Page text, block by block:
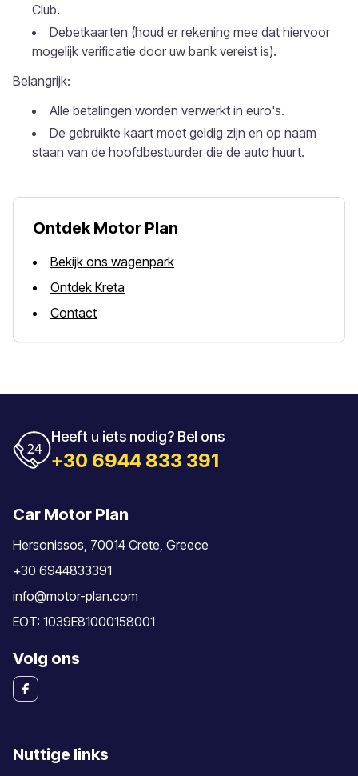
Club.
Debetkaarten (houd er rekening mee dat hiervoor
mogelijk verificatie door uw bank vereist is).
Belangrijk:
Alle betalingen worden verwerkt in euro's.
De gebruikte kaart moet geldig zijn en op naam
staan ​​van de hoofdbestuurder die de auto huurt.
Ontdek Motor Plan
Bekijk ons wagenpark
Ontdek Kreta
Contact
Heeft u iets nodig? Bel ons
+30 6944 833 391
Car Motor Plan
Hersonissos, 70014 Crete, Greece
+30 6944833391
info@motor-plan.com
EOT: 1039E81000158001
Volg ons
Nuttige links